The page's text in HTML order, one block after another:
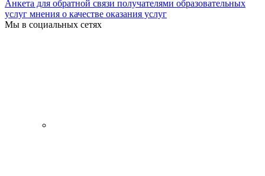
Анкета для обратной связи получателями образовательных
услуг мнения о качестве оказания услуг
Мы в социальных сетях